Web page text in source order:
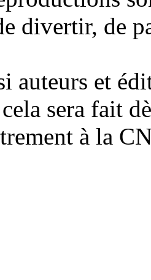
divertir, de
auteurs et
sera fait
à la